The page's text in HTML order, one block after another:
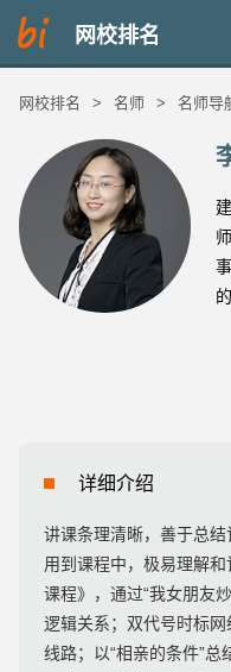
网校排名
网校排名 > 名师 > 名师导
详细介绍
讲课条理清晰，善于总结
用到课程中，极易理解
课程》，通过“我女朋友
逻辑关系；双代号时标网
线路；以“相亲的条件”总